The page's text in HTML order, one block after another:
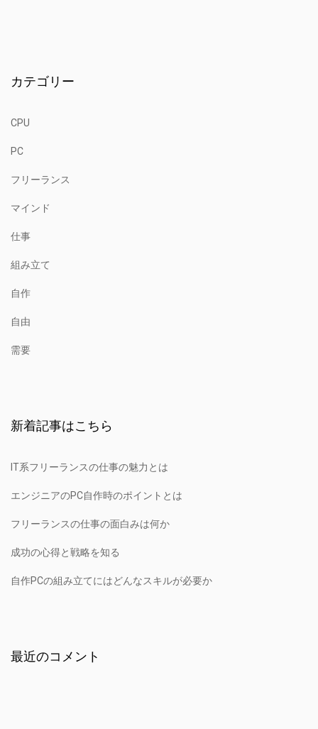
カテゴリー
CPU
PC
フリーランス
マインド
仕事
組み立て
自作
自由
需要
新着記事はこちら
IT系フリーランスの仕事の魅力とは
エンジニアのPC自作時のポイントとは
フリーランスの仕事の面白みは何か
成功の心得と戦略を知る
自作PCの組み立てにはどんなスキルが必要か
最近のコメント